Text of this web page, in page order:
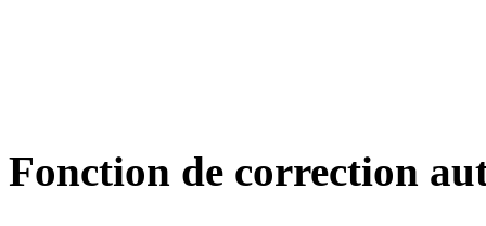
Fonction de correction